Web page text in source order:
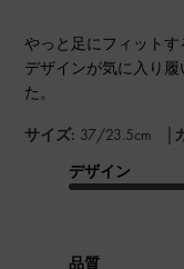
やっと足にフィット
デザインが気に入り
た。
サイズ: 37/23.5cm |
デザイン
品質